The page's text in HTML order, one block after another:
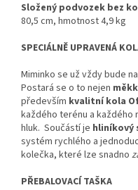
Složený podvozek bez
80,5 cm, hmotnost 4,9 kg
SPECIÁLNĚ UPRAVENÁ
Miminko se už vždy bude
Postará se o to nejen
především kvalitní kola
každého terénu a každého
hluk. Součástí je hliníkový
systém rychlého a
kolečka, které lze snadno
PŘEBALOVACÍ TAŠKA